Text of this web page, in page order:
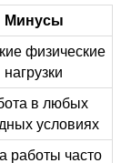
Минусы
физические
нагрузки
в любых
условиях
работы часто